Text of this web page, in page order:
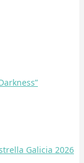
Galicia 2026